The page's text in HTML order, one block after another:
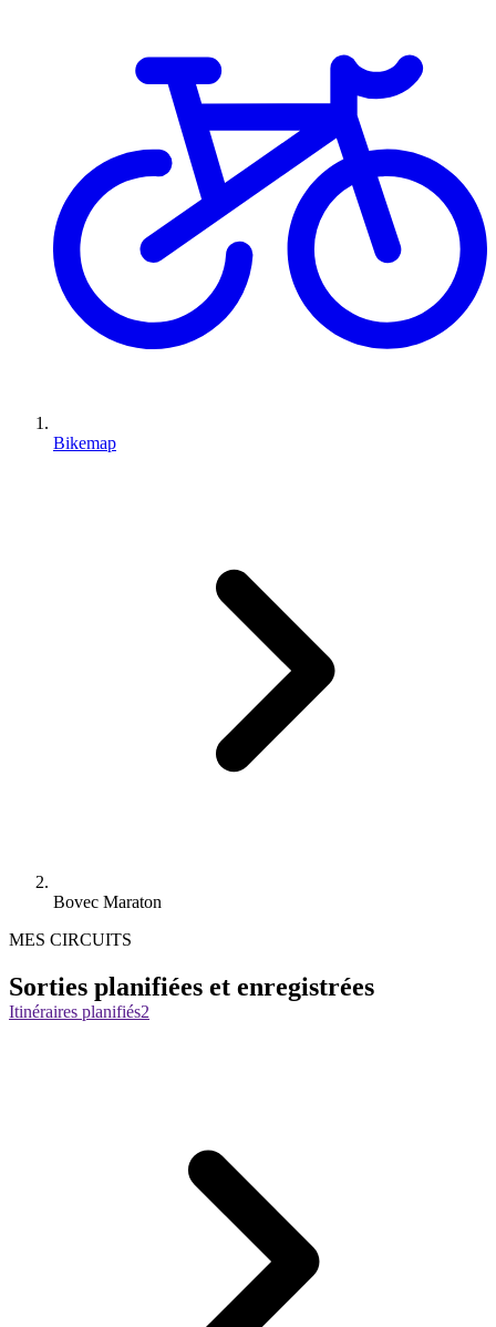
Bikemap
Bovec Maraton
MES CIRCUITS
Sorties planifiées et enregistrées
Itinéraires planifiés2